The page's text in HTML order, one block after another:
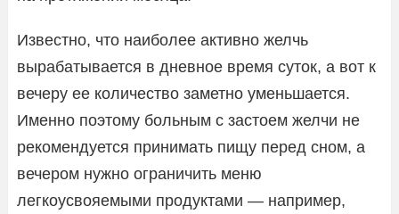
Известно, что наиболее активно желчь
вырабатывается в дневное время суток, а вот к
вечеру ее количество заметно уменьшается.
Именно поэтому больным с застоем желчи не
рекомендуется принимать пищу перед сном, а
вечером нужно ограничить меню
легкоусвояемыми продуктами — например,